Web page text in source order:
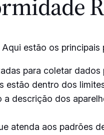
estão os principais
para coletar dados
estão dentro dos
descrição dos
atenda aos padrões